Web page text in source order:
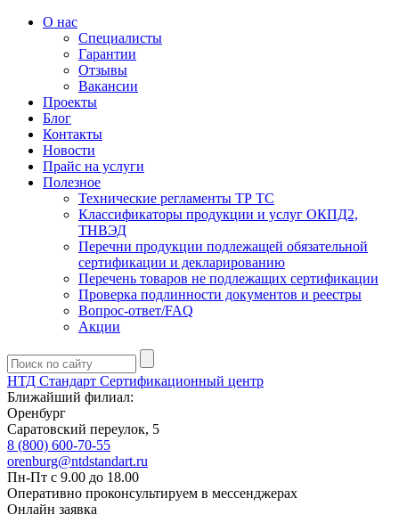
О нас
Специалисты
Гарантии
Отзывы
Вакансии
Проекты
Блог
Контакты
Новости
Прайс на услуги
Полезное
Технические регламенты ТР ТС
Классификаторы продукции и услуг ОКПД2,
ТНВЭД
Перечни продукции подлежащей обязательной
сертификации и декларированию
Перечень товаров не подлежащих сертификации
Проверка подлинности документов и реестры
Вопрос-ответ/FAQ
Акции
НТД Стандарт Сертификационный центр
Ближайший филиал:
Оренбург
Саратовский переулок, 5
8 (800) 600-70-55
orenburg@ntdstandart.ru
Пн-Пт с 9.00 до 18.00
Оперативно проконсультируем в мессенджерах
Онлайн заявка